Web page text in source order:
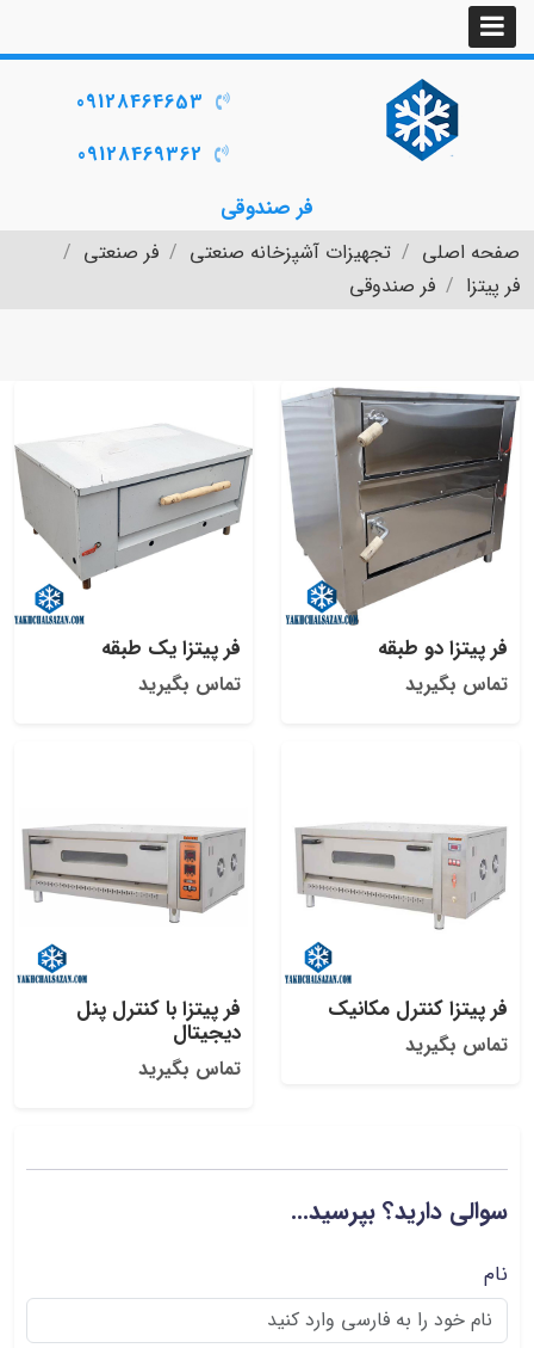
فر صندوقی
09128464653
09128469362
صفحه اصلی تجهیزات آشپزخانه صنعتی
فر صنعتی
فر پیتزا
فر صندوقی
فر پیتزا دو طبقه
تماس بگیرید
فر پیتزا یک طبقه
تماس بگیرید
فر پیتزا کنترل مکانیک
تماس بگیرید
فر پیتزا با کنترل پنل
دیجیتال
تماس بگیرید
سوالی دارید؟ بپرسید...
نام